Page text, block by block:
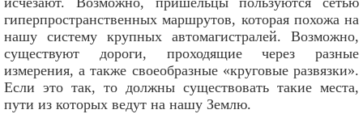
гиперпространственных маршрутов, которая похожа на
нашу систему крупных автомагистралей. Возможно,
существуют дороги, проходящие через разные
измерения, а также своеобразные «круговые развязки».
Если это так, то должны существовать такие места,
пути из которых ведут на нашу Землю.